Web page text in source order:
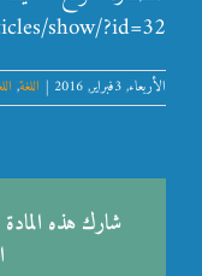
show/?id=32
الأربعاء, 3فبراير, 2016 | اللغة,
شارك هذه